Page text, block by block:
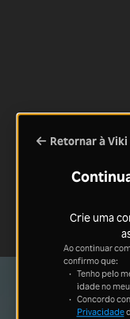
Retornar à Viki
Crie uma
Ao continuar
confirmo que:
Tenho pelo
idade no
Concordo
Privacidade